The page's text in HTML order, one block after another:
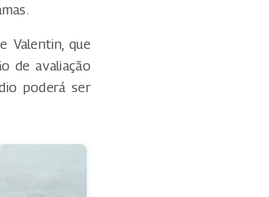
Valentin, que
de avaliação
poderá ser